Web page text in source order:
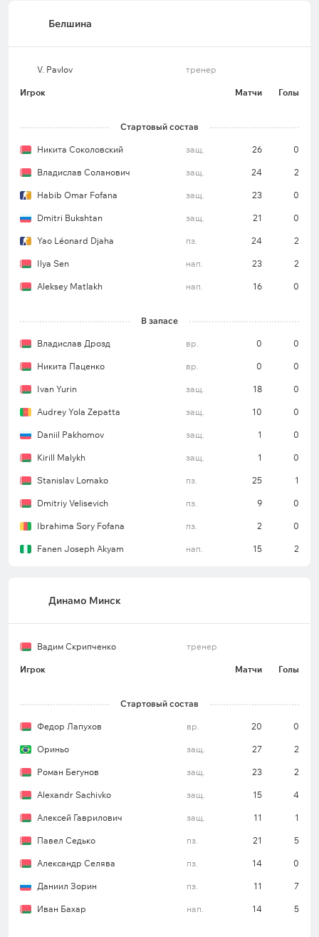
Белшина
V. Pavlov тренер
Игрок Матчи Голы
Стартовый состав
Никита Соколовский защ. 26 0
Владислав Соланович защ. 24 2
Habib Omar Fofana защ. 23 0
Dmitri Bukshtan защ. 21 0
Yao Léonard Djaha пз. 24 2
Ilya Sen нап. 23 2
Aleksey Matlakh нап. 16 0
В запасе
Владислав Дрозд вр. 0 0
Никита Паценко вр. 0 0
Ivan Yurin защ. 18 0
Audrey Yola Zepatta защ. 10 0
Daniil Pakhomov защ. 1 0
Kirill Malykh защ. 1 0
Stanislav Lomako пз. 25 1
Dmitriy Velisevich пз. 9 0
Ibrahima Sory Fofana пз. 2 0
Fanen Joseph Akyam нап. 15 2
Динамо Минск
Вадим Скрипченко тренер
Игрок Матчи Голы
Стартовый состав
Федор Лапухов вр. 20 0
Ориньо защ. 27 2
Роман Бегунов защ. 23 2
Alexandr Sachivko защ. 15 4
Алексей Гаврилович защ. 11 1
Павел Седько пз. 21 5
Александр Селява пз. 14 0
Даниил Зорин пз. 11 7
Иван Бахар нап. 14 5